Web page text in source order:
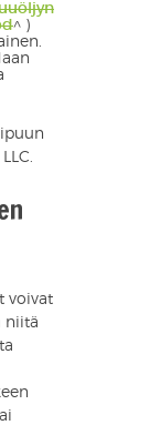
^ )
voivat
niitä